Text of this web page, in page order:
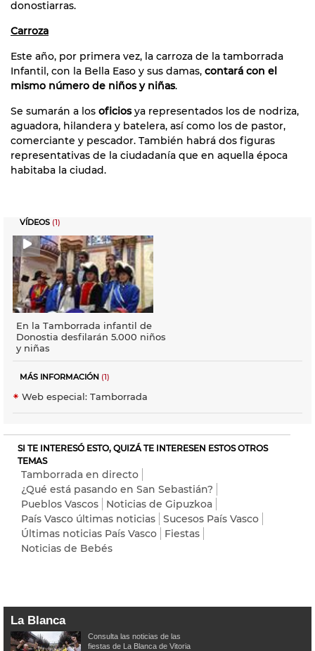
donostiarras.
Carroza
Este año, por primera vez, la carroza de la tamborrada
Infantil, con la Bella Easo y sus damas, contará con el
mismo número de niños y niñas.
Se sumarán a los oficiosya representados los de nodriza,
aguadora, hilandera y batelera, así como los de pastor,
comerciante y pescador. También habrá dos figuras
representativas de la ciudadanía que en aquella época
habitaba la ciudad.
VÍDEOS (1)
En la Tamborrada infantil de
Donostia desfilarán 5.000 niños
y niñas
MÁS INFORMACIÓN (1)
Web especial: Tamborrada
SI TE INTERESÓ ESTO, QUIZÁ TE INTERESEN ESTOS OTROS
TEMAS
Tamborrada en directo
¿Qué está pasando en San Sebastián?
Pueblos Vascos
Noticias de Gipuzkoa
País Vasco últimas noticias
Sucesos País Vasco
Últimas noticias País Vasco
Fiestas
Noticias de Bebés
La Blanca
Consulta las noticias de las
fiestas de La Blanca de Vitoria